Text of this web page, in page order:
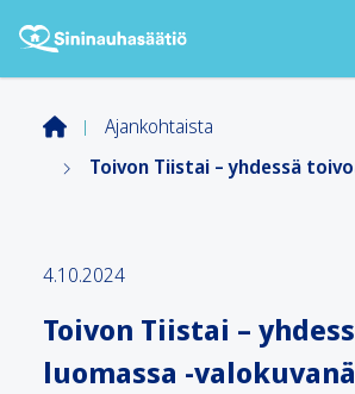
Ajankohtaista
Toivon Tiistai – yhdessä toivoa luomassa -
4.10.2024
Toivon Tiistai –
luomassa -